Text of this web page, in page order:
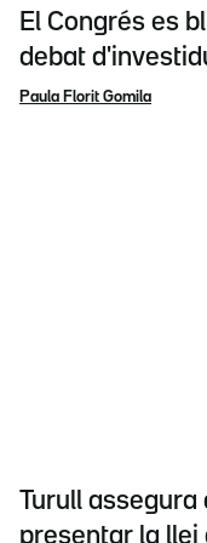
El Congrés es
debat
Paula Florit Gomila
Turull
presentar la llei